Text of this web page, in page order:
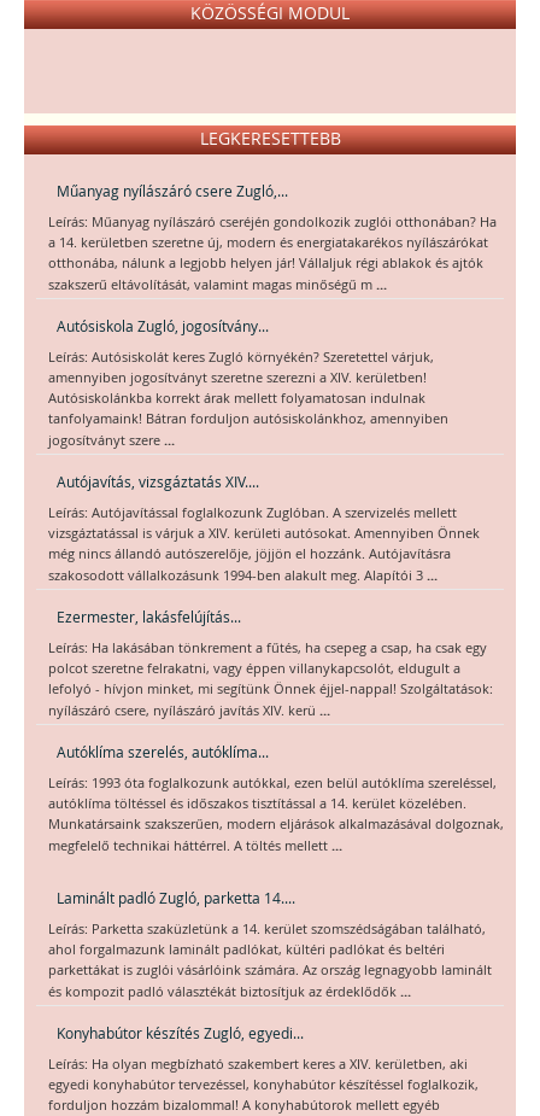
KÖZÖSSÉGI MODUL
LEGKERESETTEBB
Műanyag nyílászáró csere Zugló,...
Leírás: Műanyag nyílászáró cseréjén gondolkozik zuglói otthonában? Ha
a 14. kerületben szeretne új, modern és energiatakarékos nyílászárókat
otthonába, nálunk a legjobb helyen jár! Vállaljuk régi ablakok és ajtók
szakszerű eltávolítását, valamint magas minőségű m ...
Autósiskola Zugló, jogosítvány...
Leírás: Autósiskolát keres Zugló környékén? Szeretettel várjuk,
amennyiben jogosítványt szeretne szerezni a XIV. kerületben!
Autósiskolánkba korrekt árak mellett folyamatosan indulnak
tanfolyamaink! Bátran forduljon autósiskolánkhoz, amennyiben
jogosítványt szere ...
Autójavítás, vizsgáztatás XIV....
Leírás: Autójavítással foglalkozunk Zuglóban. A szervizelés mellett
vizsgáztatással is várjuk a XIV. kerületi autósokat. Amennyiben Önnek
még nincs állandó autószerelője, jöjjön el hozzánk. Autójavításra
szakosodott vállalkozásunk 1994-ben alakult meg. Alapítói 3 ...
Ezermester, lakásfelújítás...
Leírás: Ha lakásában tönkrement a fűtés, ha csepeg a csap, ha csak egy
polcot szeretne felrakatni, vagy éppen villanykapcsolót, eldugult a
lefolyó - hívjon minket, mi segítünk Önnek éjjel-nappal! Szolgáltatások:
nyílászáró csere, nyílászáró javítás XIV. kerü ...
Autóklíma szerelés, autóklíma...
Leírás: 1993 óta foglalkozunk autókkal, ezen belül autóklíma szereléssel,
autóklíma töltéssel és időszakos tisztítással a 14. kerület közelében.
Munkatársaink szakszerűen, modern eljárások alkalmazásával dolgoznak,
megfelelő technikai háttérrel. A töltés mellett ...
Laminált padló Zugló, parketta 14....
Leírás: Parketta szaküzletünk a 14. kerület szomszédságában található,
ahol forgalmazunk laminált padlókat, kültéri padlókat és beltéri
parkettákat is zuglói vásárlóink számára. Az ország legnagyobb laminált
és kompozit padló választékát biztosítjuk az érdeklődők ...
Konyhabútor készítés Zugló, egyedi...
Leírás: Ha olyan megbízható szakembert keres a XIV. kerületben, aki
egyedi konyhabútor tervezéssel, konyhabútor készítéssel foglalkozik,
forduljon hozzám bizalommal! A konyhabútorok mellett egyéb